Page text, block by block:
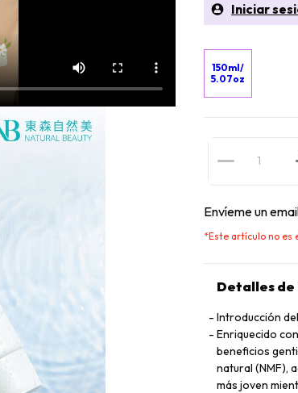
Iniciar
150ml/
5.07oz
Envíeme un
*Este artículo no es
Detalles
Introducción
Enriquecido
beneficios
natural (NMF),
más joven